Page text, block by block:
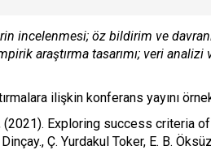
incelenmesi; öz bildirim ve
araştırma tasarımı; veri
ilişkin konferans yayını
(2021). Exploring success criteria
Ç. Yurdakul Toker, E. B.